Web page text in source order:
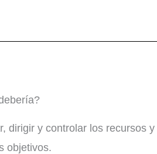
dirigir y controlar los recursos y
objetivos.